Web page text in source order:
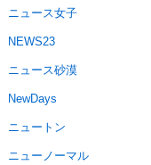
ニュース女子
NEWS23
ニュース砂漠
NewDays
ニュートン
ニューノーマル